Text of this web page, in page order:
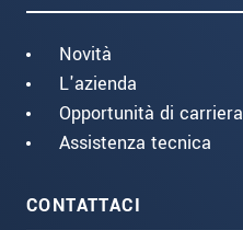
Novità
L'azienda
Opportunità di carriera
Assistenza tecnica
CONTATTACI